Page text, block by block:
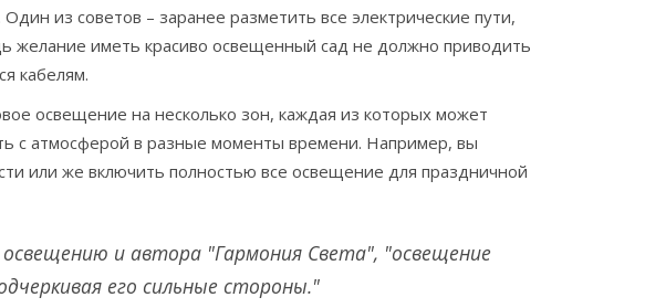
из советов – заранее разметить все электрические пути,
желание иметь красиво освещенный сад не должно приводить
кабелям.
освещение на несколько зон, каждая из которых может
с атмосферой в разные моменты времени. Например, вы
или же включить полностью все освещение для праздничной
и автора "Гармония Света", "освещение
его сильные стороны."